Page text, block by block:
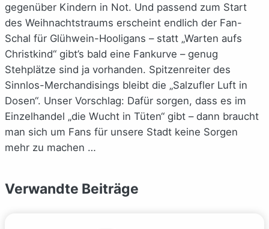
gegenüber Kindern in Not. Und passend zum Start
des Weihnachtstraums erscheint endlich der Fan-
Schal für Glühwein-Hooligans – statt „Warten aufs
Christkind“ gibt’s bald eine Fankurve – genug
Stehplätze sind ja vorhanden. Spitzenreiter des
Sinnlos-Merchandisings bleibt die „Salzufler Luft in
Dosen“. Unser Vorschlag: Dafür sorgen, dass es im
Einzelhandel „die Wucht in Tüten“ gibt – dann braucht
man sich um Fans für unsere Stadt keine Sorgen
mehr zu machen …
Verwandte Beiträge